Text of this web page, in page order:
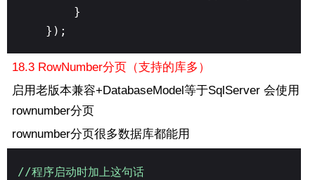
}
});
18.3 RowNumber分页（支持的库多）
启用老版本兼容+DatabaseModel等于SqlServer 会使用
rownumber分页
rownumber分页很多数据库都能用
//程序启动时加上这句话